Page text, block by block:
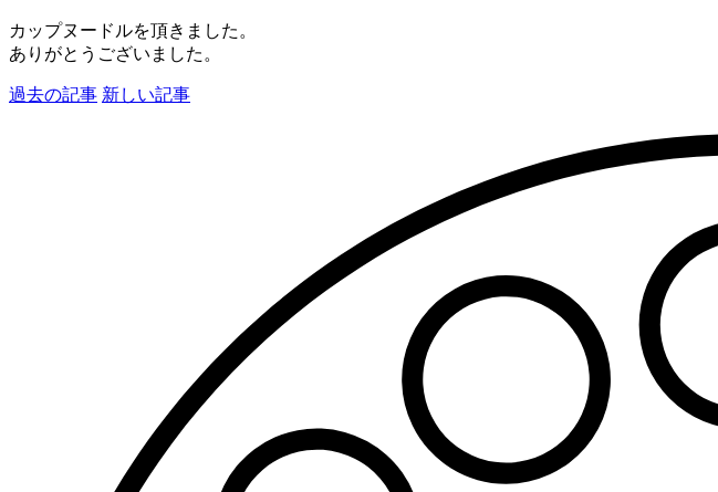
カップヌードルを頂きました。
ありがとうございました。
過去の記事 新しい記事